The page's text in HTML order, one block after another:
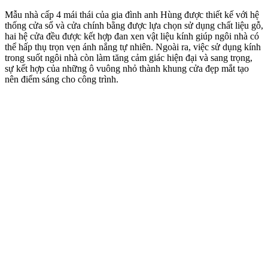
Mẫu nhà cấp 4 mái thái của gia đình anh Hùng được thiết kế với hệ
thống cửa sổ và cửa chính bằng được lựa chọn sử dụng chất liệu gỗ,
hai hệ cửa đều được kết hợp đan xen vật liệu kính giúp ngôi nhà có
thể hấp thụ trọn vẹn ánh nắng tự nhiên. Ngoài ra, việc sử dụng kính
trong suốt ngôi nhà còn làm tăng cảm giác hiện đại và sang trọng,
sự kết hợp của những ô vuông nhỏ thành khung cửa đẹp mắt tạo
nên điểm sáng cho công trình.